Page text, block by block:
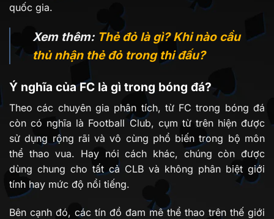
quốc gia.
Xem thêm: Thẻ đỏ là gì? Khi nào cầu
thủ nhận thẻ đỏ trong thi đấu?
Ý nghĩa của FC là gì trong bóng đá?
Theo các chuyên gia phân tích, từ FC trong bóng đá
còn có nghĩa là Football Club, cụm từ trên hiện được
sử dụng rộng rãi và vô cùng phổ biến trong bộ môn
thể thao vua. Hay nói cách khác, chúng còn được
dùng chung cho tất cả CLB và không phân biệt giới
tính hay mức độ nổi tiếng.
Bên cạnh đó, các tín đồ đam mê thể thao trên thế giới